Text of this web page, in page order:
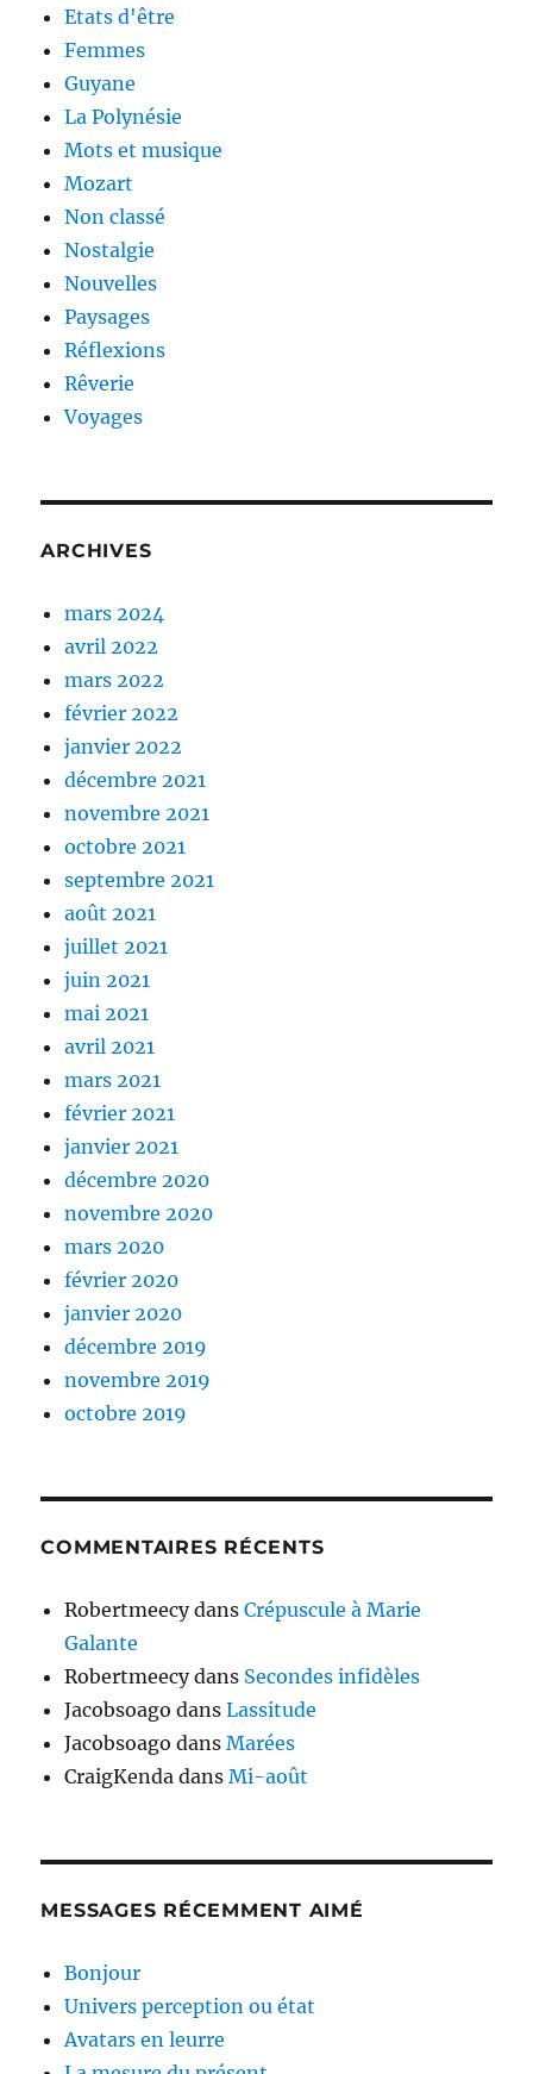
Etats d'être
Femmes
Guyane
La Polynésie
Mots et musique
Mozart
Non classé
Nostalgie
Nouvelles
Paysages
Réflexions
Rêverie
Voyages
ARCHIVES
mars 2024
avril 2022
mars 2022
février 2022
janvier 2022
décembre 2021
novembre 2021
octobre 2021
septembre 2021
août 2021
juillet 2021
juin 2021
mai 2021
avril 2021
mars 2021
février 2021
janvier 2021
décembre 2020
novembre 2020
mars 2020
février 2020
janvier 2020
décembre 2019
novembre 2019
octobre 2019
COMMENTAIRES RÉCENTS
RobertmeecydansCrépuscule à Marie
Galante
Robertmeecydans Secondes infidèles
Jacobsoago dansLassitude
Jacobsoago dansMarées
CraigKenda dansMi-août
MESSAGES RÉCEMMENT AIMÉ
Bonjour
Univers perception ou état
Avatars en leurre